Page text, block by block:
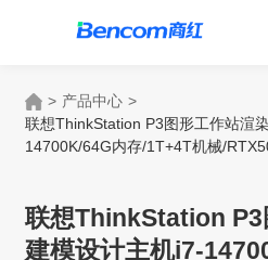
> 产品中心 >
联想ThinkStation P3图形工作站渲
14700K/64G内存/1T+4T机械/
联想ThinkStation P3
建模设计主机i7-